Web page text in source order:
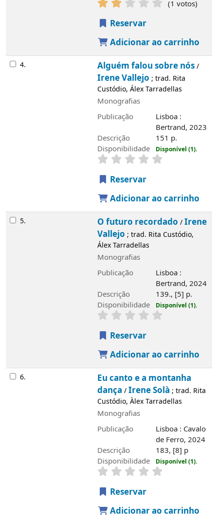
(1 votos)
Reservar
Adicionar ao carrinho
4. Alguém falou sobre nós/
Irene Vallejo ; trad. Rita
Custódio, Álex Tarradellas
Monografias
Publicação
Lisboa :
Bertrand, 2023
Descrição
151 p.
Disponibilidade
Disponível (1).
Reservar
Adicionar ao carrinho
5. O futuro recordado /Irene
Vallejo ; trad. Rita Custódio,
Álex Tarradellas
Monografias
Publicação
Lisboa :
Bertrand, 2024
Descrição
139., [5] p.
Disponibilidade
Disponível (1).
Reservar
Adicionar ao carrinho
6.
Eu canto e a montanha
dança /Irene Solà ; trad. Rita
Custódio, Àlex Tarradellas
Monografias
Publicação
Lisboa : Cavalo
de Ferro, 2024
Descrição
183, [8] p
Disponibilidade
Disponível (1).
Reservar
Adicionar ao carrinho